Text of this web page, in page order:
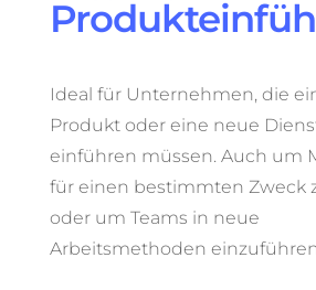
Ideal für Unternehmen, die
Produkt oder eine neue
einführen müssen. Auch um
für einen bestimmten Zweck
oder um Teams in neue
Arbeitsmethoden